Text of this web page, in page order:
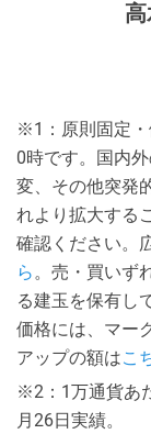
※1：原則固定・
0時です。国内
変、その他突発
れより拡大する
確認ください。
ら。売・買いず
る建玉を保有し
価格には、マー
アップの額はこ
※2：1万通貨あ
月26日実績。